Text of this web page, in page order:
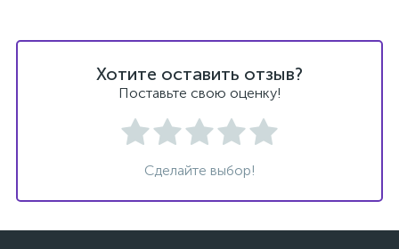
Хотите оставить отзыв?
Поставьте свою оценку!
Сделайте выбор!